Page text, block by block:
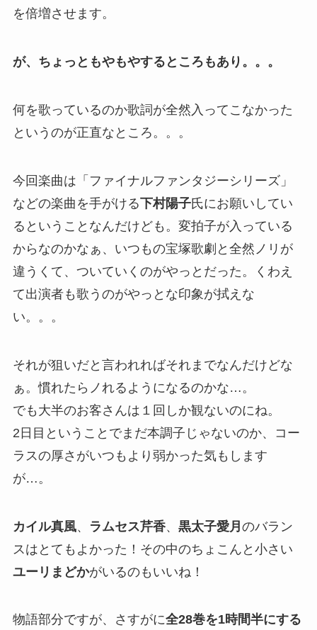
を倍増させます。
が、ちょっともやもやするところもあり。。。
何を歌っているのか歌詞が全然入ってこなかった
というのが正直なところ。。。
今回楽曲は「ファイナルファンタジーシリーズ」
などの楽曲を手がける下村陽子氏にお願いしてい
るということなんだけども。変拍子が入っている
からなのかなぁ、いつもの宝塚歌劇と全然ノリが
違うくて、ついていくのがやっとだった。くわえ
て出演者も歌うのがやっとな印象が拭えな
い。。。
それが狙いだと言われればそれまでなんだけどな
ぁ。慣れたらノれるようになるのかな…。
でも 大半のお客さんは１回しか観ないのにね。
2日目ということでまだ本調子じゃないのか、コー
ラスの厚さがいつもより弱かった気もします
が…。
カイル真風、 ラムセス芹香、 黒太子愛月 のバラン
スはとてもよかった！その中のちょこんと小さい
ユーリまどかがいるのもいいね！
物語部分ですが、さすがに全28巻を1時間半にする